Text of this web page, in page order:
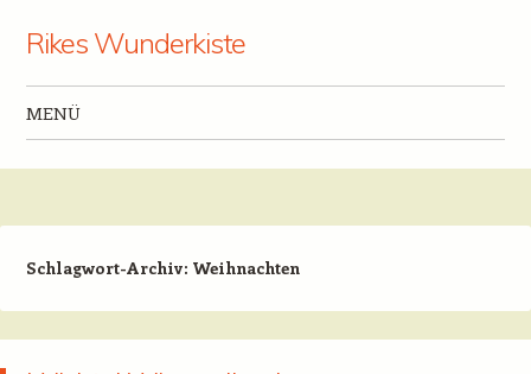
Rikes Wunderkiste
MENÜ
Schlagwort-Archiv: Weihnachten